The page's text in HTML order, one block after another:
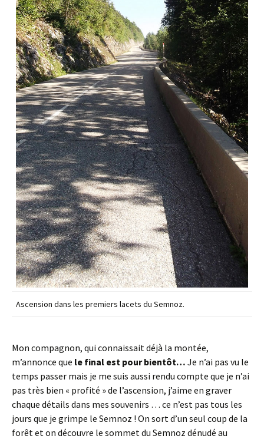
Ascension dans les premiers lacets du Semnoz.
Mon compagnon, qui connaissait déjà la montée,
m’annonce que le final est pour bientôt… Je n’ai pas vu le
temps passer mais je me suis aussi rendu compte que je n’ai
pas très bien « profité » de l’ascension, j’aime en graver
chaque détails dans mes souvenirs … ce n’est pas tous les
jours que je grimpe le Semnoz ! On sort d’un seul coup de la
forêt et on découvre le sommet du Semnoz dénudé au